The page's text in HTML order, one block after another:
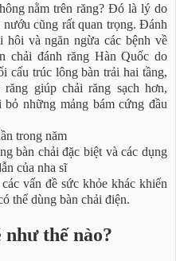
nằm trên răng? Đó là lý do
cũng rất quan trọng. Đánh
lông bàn trải hai tầng,
giúp chải răng sạch hơn,
trong năm
chải đặc biệt và các dụng
của nha sĩ
vấn đề sức khỏe khác khiến
thể dùng bàn chải điện.
thế nào?